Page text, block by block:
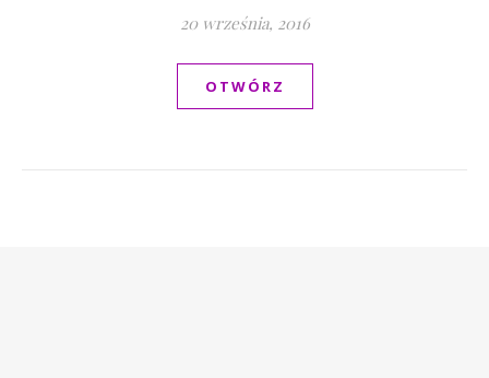
20 września, 2016
OTWÓRZ